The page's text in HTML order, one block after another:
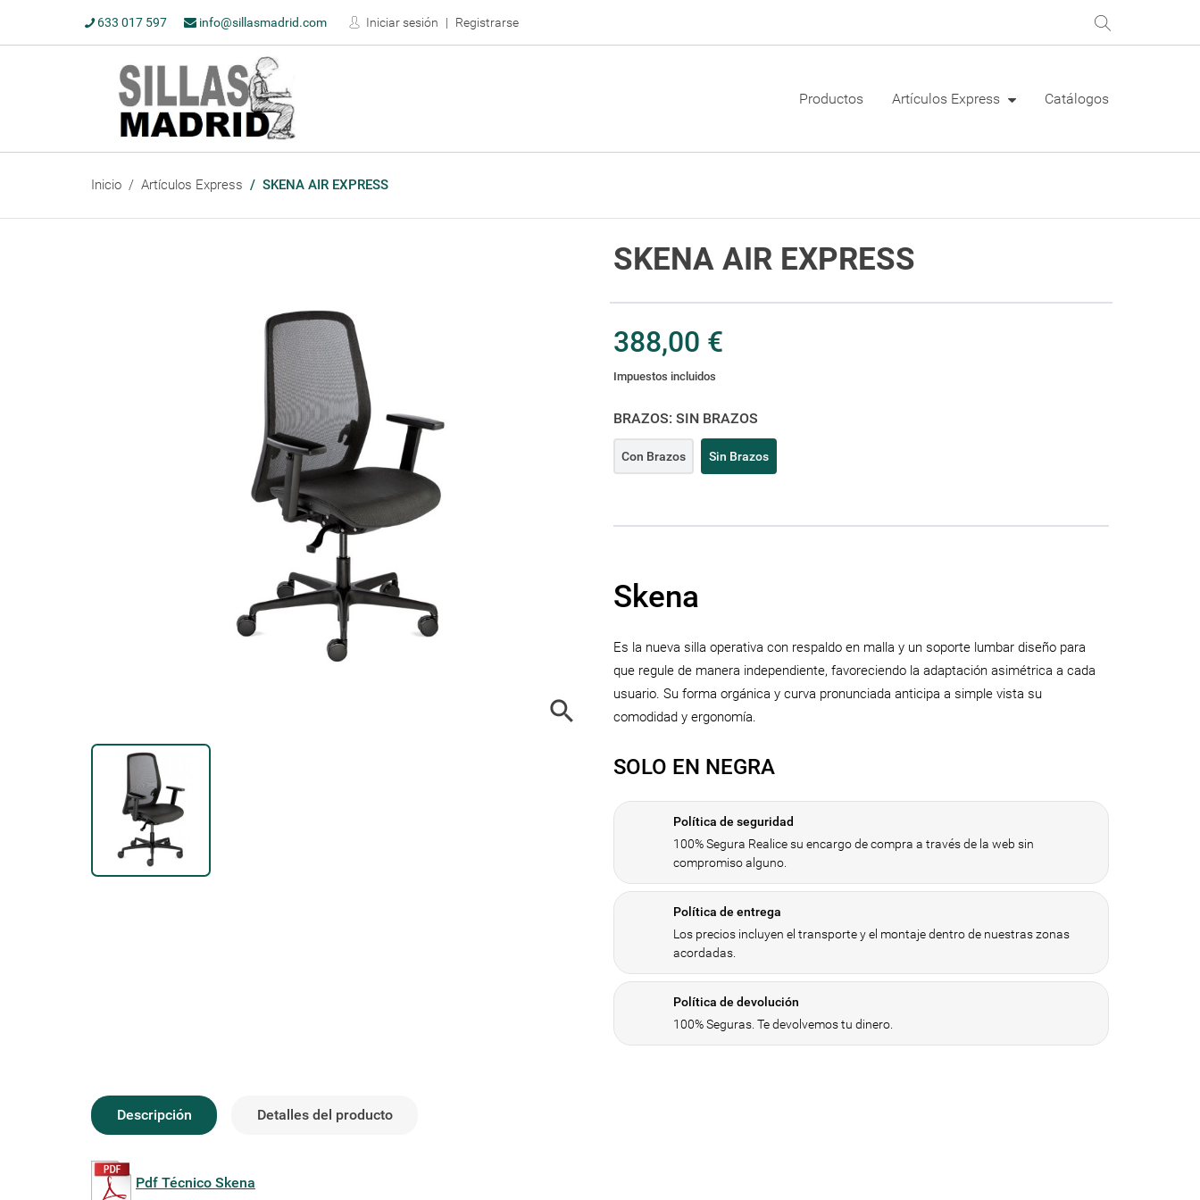
633 017 597 info@sillasmadrid.com Iniciar sesión Registrarse
Productos Artículos Express Catálogos
Inicio Artículos Express SKENA AIR EXPRESS

SKENA AIR EXPRESS
388,00 €
Impuestos incluidos
BRAZOS: SIN BRAZOS
Con Brazos Sin Brazos
Skena
Es la nueva silla operativa con respaldo en malla y un soporte lumbar diseño para
que regule de manera independiente, favoreciendo la adaptación asimétrica a cada
usuario. Su forma orgánica y curva pronunciada anticipa a simple vista su
comodidad y ergonomía.
SOLO EN NEGRA
Política de seguridad
100% Segura Realice su encargo de compra a través de la web sin
compromiso alguno.
Política de entrega
Los precios incluyen el transporte y el montaje dentro de nuestras zonas
acordadas.
Política de devolución
100% Seguras. Te devolvemos tu dinero.
Descripción Detalles del producto
Pdf Técnico Skena